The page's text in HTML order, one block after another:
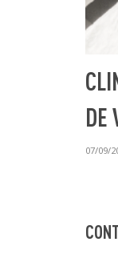
DE
07/09/